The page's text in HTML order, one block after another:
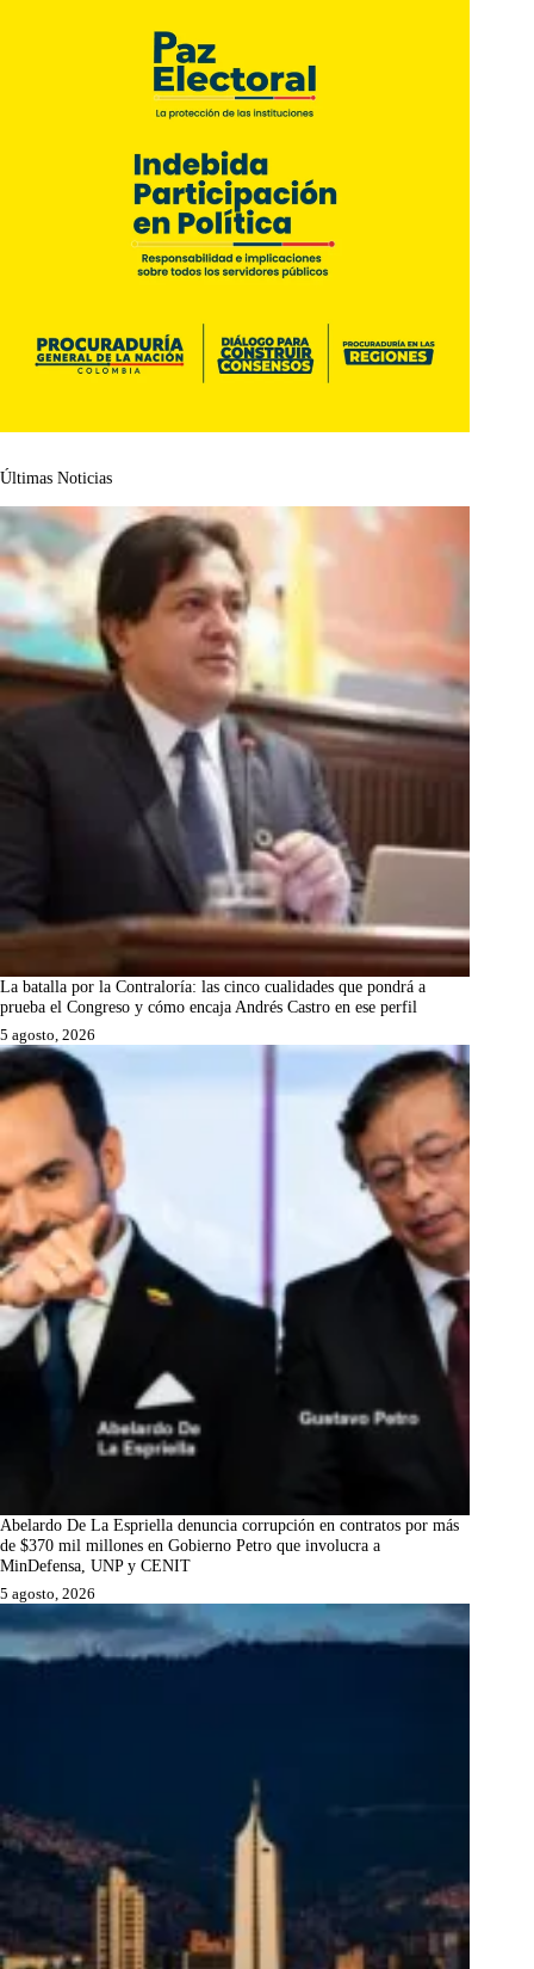
Últimas Noticias
La batalla por la Contraloría: las cinco cualidades que pondrá a
prueba el Congreso y cómo encaja Andrés Castro en ese perfil
5 agosto, 2026
Abelardo De La Espriella denuncia corrupción en contratos por más
de $370 mil millones en Gobierno Petro que involucra a
MinDefensa, UNP y CENIT
5 agosto, 2026